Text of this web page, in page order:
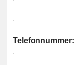
Telefonnummer: